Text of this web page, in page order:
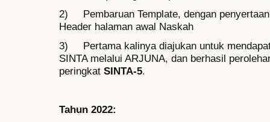
2) Pembaruan Template, dengan
Header halaman awal Naskah
3) Pertama kalinya diajukan untuk
SINTA melalui ARJUNA, dan berhasil
peringkat SINTA-5.
Tahun 2022: